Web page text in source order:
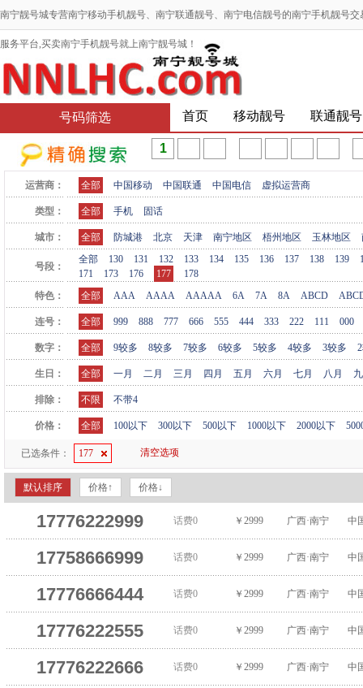
南宁靓号城专营南宁移动手机靓号、南宁联通靓号、南宁电信靓号的南宁手机靓号
服务平台,买卖南宁手机靓号就上南宁靓号城！
号码筛选 首页 移动靓号 联通靓号
运营商： 全部 中国移动 中国联通 中国电信 虚拟运营商
类型： 全部 手机 固话
城市： 全部 防城港 北京 天津 南宁地区 梧州地区 玉林地区
号段：
全部 130 131 132 133 134 135 136 137 138 139
171
173 176 177
178
特色：
全部 AAA AAAA AAAAA 6A 7A 8A ABCD
连号： 全部 999 888 777 666 555 444 333 222 111 000
数字： 全部 9较多 8较多 7较多 6较多 5较多 4较多 3较多
生日： 全部 一月 二月 三月 四月 五月 六月 七月 八月
排除： 不限 不带4
价格： 全部 100以下 300以下 500以下 1000以下 2000以下
已选条件： 177 清空选项
默认排序 价格↑ 价格↓
17776222999 话费0 ￥2999 广西·南宁 中
17758666999 话费0 ￥2999 广西·南宁 中
17776666444 话费0 ￥2999 广西·南宁 中
17776222555 话费0 ￥2999 广西·南宁 中
17776222666 话费0 ￥2999 广西·南宁 中